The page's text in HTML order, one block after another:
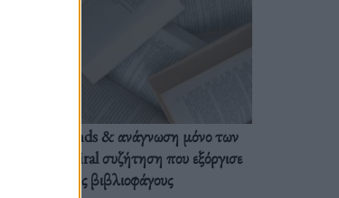
BookTok trends & ανάγνωση μόνο των
διαλόγων: Η viral συζήτηση που εξόργισε
τους βιβλιοφάγους